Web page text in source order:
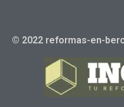
© 2022 reformas-en-